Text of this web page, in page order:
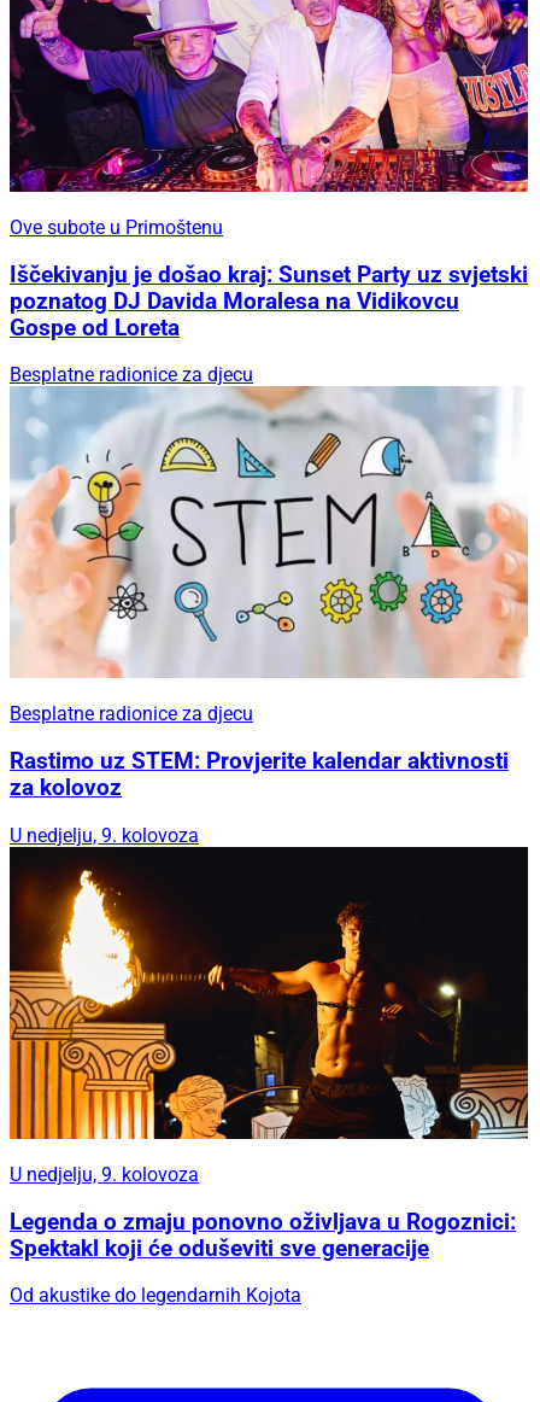
Ove subote u Primoštenu
Iščekivanju je došao kraj: Sunset Party uz svjetski
poznatog DJ Davida Moralesa na Vidikovcu
Gospe od Loreta
Besplatne radionice za djecu
Besplatne radionice za djecu
Rastimo uz STEM: Provjerite kalendar aktivnosti
za kolovoz
U nedjelju, 9. kolovoza
U nedjelju, 9. kolovoza
Legenda o zmaju ponovno oživljava u Rogoznici:
Spektakl koji će oduševiti sve generacije
Od akustike do legendarnih Kojota